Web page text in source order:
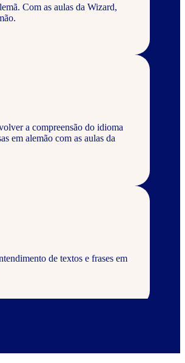
Com as aulas da Wizard,
a compreensão do idioma
em alemão com as aulas da
de textos e frases em